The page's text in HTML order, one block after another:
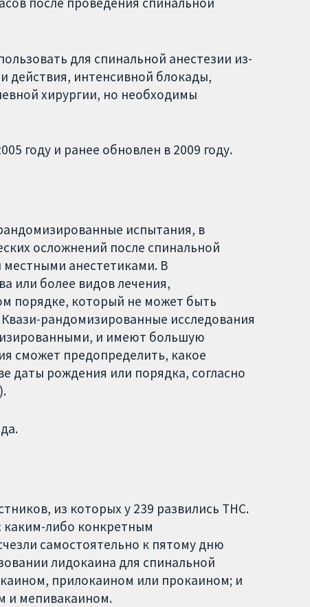
для спинальной анестезии из-
действия, интенсивной блокады,
хирургии, но необходимы
году и ранее обновлен в 2009 году.
испытания, в
осложнений после спинальной
анестетиками. В
или более видов лечения,
порядке, который не может быть
рандомизированные исследования
и имеют большую
сможет предопределить, какое
даты рождения или порядка, согласно
из которых у 239 развились ТНС.
каким-либо конкретным
самостоятельно к пятому дню
лидокаина для спинальной
прилокаином или прокаином; и
и мепивакаином.